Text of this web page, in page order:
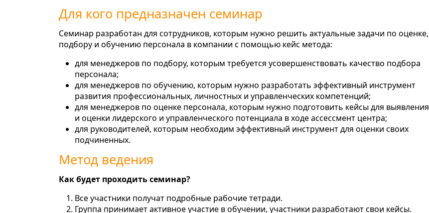
Для кого предназначен семинар
Семинар разработан для сотрудников, которым нужно решить актуальные задачи по оценке,
подбору и обучению персонала в компании с помощью кейс метода:
для менеджеров по подбору, которым требуется усовершенствовать качество подбора
персонала;
для менеджеров по обучению, которым нужно разработать эффективный инструмент
развития профессиональных, личностных и управленческих компетенций;
для менеджеров по оценке персонала, которым нужно подготовить кейсы для выявления
и оценки лидерского и управленческого потенциала в ходе ассессмент центра;
для руководителей, которым необходим эффективный инструмент для оценки своих
подчиненных.
Метод ведения
Как будет проходить семинар?
Все участники получат подробные рабочие тетради.
Группа принимает активное участие в обучении, участники разработают свои кейсы.